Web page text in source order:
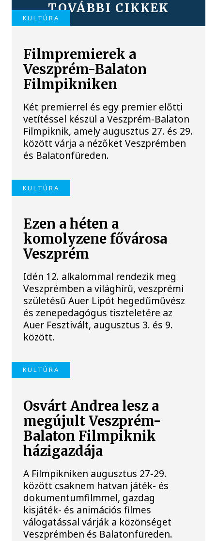
TOVÁBBI CIKKEK
KULTÚRA
Filmpremierek a
Veszprém-Balaton
Filmpikniken
Két premierrel és egy premier előtti
vetítéssel készül a Veszprém-Balaton
Filmpiknik, amely augusztus 27. és 29.
között várja a nézőket Veszprémben
és Balatonfüreden.
KULTÚRA
Ezen a héten a
komolyzene fővárosa
Veszprém
Idén 12. alkalommal rendezik meg
Veszprémben a világhírű, veszprémi
születésű Auer Lipót hegedűművész
és zenepedagógus tiszteletére az
Auer Fesztivált, augusztus 3. és 9.
között.
KULTÚRA
Osvárt Andrea lesz a
megújult Veszprém-
Balaton Filmpiknik
házigazdája
A Filmpikniken augusztus 27-29.
között csaknem hatvan játék- és
dokumentumfilmmel, gazdag
kisjáték- és animációs filmes
válogatással várják a közönséget
Veszprémben és Balatonfüreden.